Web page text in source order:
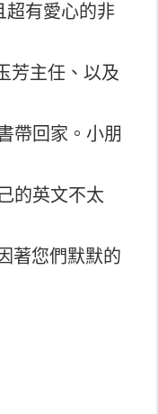
超有愛心的非
芳主任、以及
帶回家。小朋
的英文不太
著您們默默的